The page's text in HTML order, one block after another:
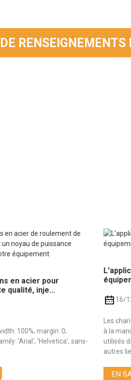
en acier pour
qualité, inje...
100%; margin: 0;
'Arial', 'Helvetica', sans-
16/
Les
à la
utilisés
autres
EN